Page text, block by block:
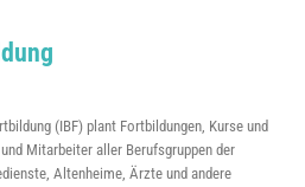
(IBF) plant Fortbildungen, Kurse und
Mitarbeiter aller Berufsgruppen der
Altenheime, Ärzte und andere